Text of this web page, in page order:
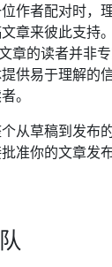
作者配对时，
章来彼此支持
章的读者并非
供易于理解的
。
从草稿到发布
准你的文章发